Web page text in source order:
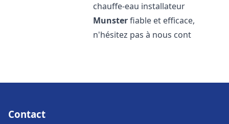
chauffe-eau installateur
Munsterfiable et efficace,
n'hésitez pas à nous cont
Contact